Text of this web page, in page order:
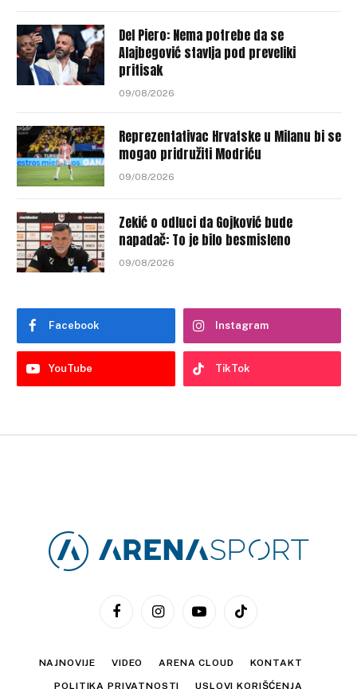
Del Piero: Nema potrebe da se
Alajbegović stavlja pod preveliki
pritisak
09/08/2026
Reprezentativac Hrvatske u Milanu bi se
mogao pridružiti Modriću
09/08/2026
Zekić o odluci da Gojković bude
napadač: To je bilo besmisleno
09/08/2026
Facebook Instagram
YouTube TikTok
FacebookInstagramYouTubeTikTok
NAJNOVIJE VIDEO ARENA CLOUD KONTAKT
POLITIKA PRIVATNOSTI USLOVI KORIŠĆENJA